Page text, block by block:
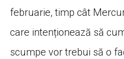
februarie, timp cât
care intenționează să
scumpe vor trebui să o